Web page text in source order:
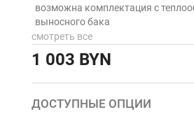
возможна комплектация с
выносного бака
смотреть все
1 003 BYN
ДОСТУПНЫЕ ОПЦИИ